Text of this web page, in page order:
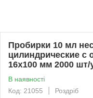
Пробирки 10 мл
цилиндрические с
16x100 мм 2000 шт/
В наявності
Код: 21055
Роздріб